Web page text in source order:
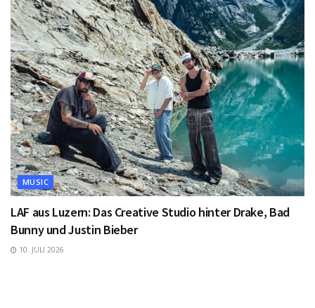
MUSIC
LAF aus Luzern: Das Creative Studio hinter Drake, Bad
Bunny und Justin Bieber
10. JULI 2026